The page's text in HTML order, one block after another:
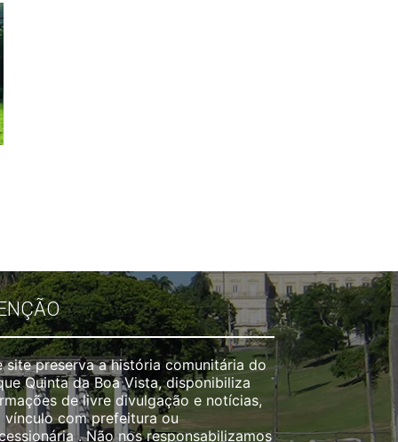
site preserva a história comunitária do
Quinta da Boa Vista, disponibiliza
de livre divulgação e notícias,
vínculo com prefeitura ou
. Não nos responsabilizamos